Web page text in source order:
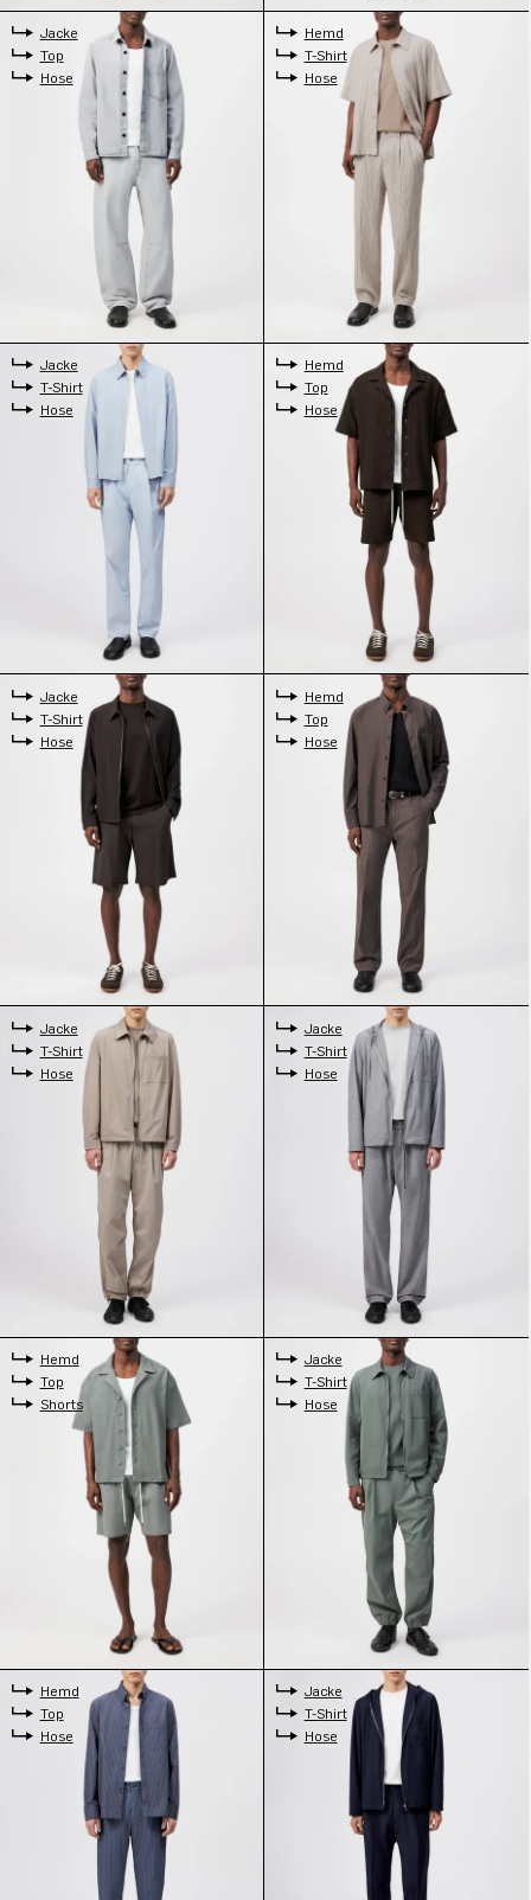
Jacke
Top
Hose
Hemd
T-Shirt
Hose
Jacke
T-Shirt
Hose
Hemd
Top
Hose
Jacke
T-Shirt
Hose
Hemd
Top
Hose
Jacke
T-Shirt
Hose
Jacke
T-Shirt
Hose
Hemd
Top
Shorts
Jacke
T-Shirt
Hose
Hemd
Top
Hose
Jacke
T-Shirt
Hose